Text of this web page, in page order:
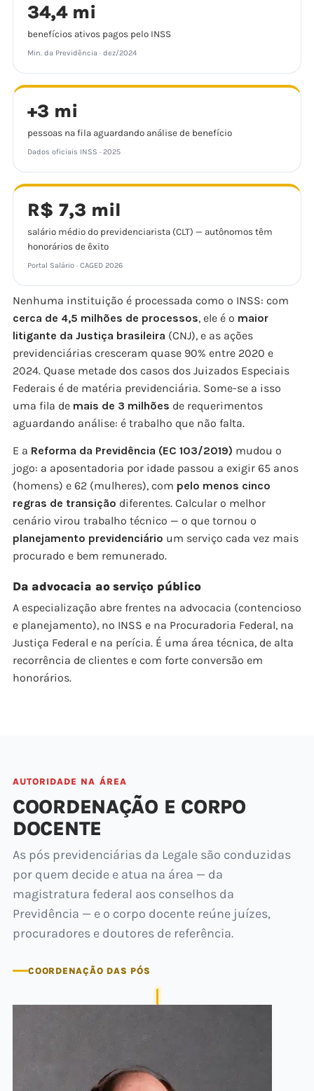
34,4 mi
benefícios ativos pagos pelo INSS
Min. da Previdência · dez/2024
+3 mi
pessoas na fila aguardando análise de benefício
Dados oficiais INSS · 2025
R$ 7,3 mil
salário médio do previdenciarista (CLT) — autônomos têm
honorários de êxito
Portal Salário · CAGED 2026
Nenhuma instituição é processada como o INSS: com
cerca de 4,5 milhões de processos, ele é o maior
litigante da Justiça brasileira (CNJ), e as ações
previdenciárias cresceram quase 90% entre 2020 e
2024. Quase metade dos casos dos Juizados Especiais
Federais é de matéria previdenciária. Some-se a isso
uma fila de mais de 3 milhões de requerimentos
aguardando análise: é trabalho que não falta.
E a Reforma da Previdência (EC 103/2019) mudou o
jogo: a aposentadoria por idade passou a exigir 65 anos
(homens) e 62 (mulheres), com pelo menos cinco
regras de transição diferentes. Calcular o melhor
cenário virou trabalho técnico — o que tornou o
planejamento previdenciário um serviço cada vez mais
procurado e bem remunerado.
Da advocacia ao serviço público
A especialização abre frentes na advocacia (contencioso
e planejamento), no INSS e na Procuradoria Federal, na
Justiça Federal e na perícia. É uma área técnica, de alta
recorrência de clientes e com forte conversão em
honorários.
AUTORIDADE NA ÁREA
COORDENAÇÃO E CORPO
DOCENTE
As pós previdenciárias da Legale são conduzidas
por quem decide e atua na área — da
magistratura federal aos conselhos da
Previdência — e o corpo docente reúne juízes,
procuradores e doutores de referência.
COORDENAÇÃO DAS PÓS